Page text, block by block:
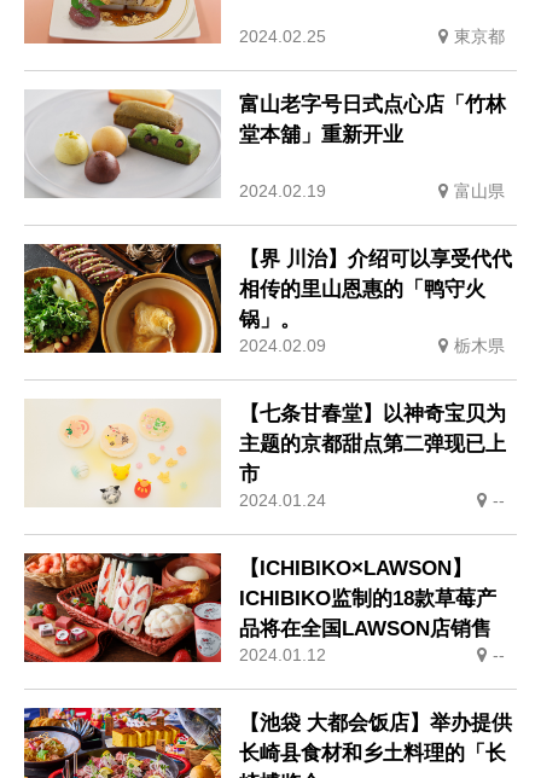
2024.02.25 東京都
富山老字号日式点心店「竹林
堂本舖」重新开业
2024.02.19 富山県
【界 川治】介绍可以享受代代
相传的里山恩惠的「鸭守火
锅」。
2024.02.09 栃木県
【七条甘春堂】以神奇宝贝为
主题的京都甜点第二弹现已上
市
2024.01.24 --
【ICHIBIKO×LAWSON】
ICHIBIKO监制的18款草莓产
品将在全国LAWSON店销售
2024.01.12 --
【池袋 大都会饭店】举办提供
长崎县食材和乡土料理的「长